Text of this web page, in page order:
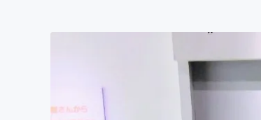
アート・写真
テクノロジー・ガジェット